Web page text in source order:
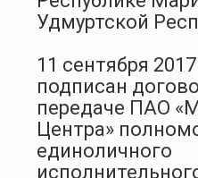
Удмуртской
11 сентября
подписан
передаче ПАО
Центра»
единоличного